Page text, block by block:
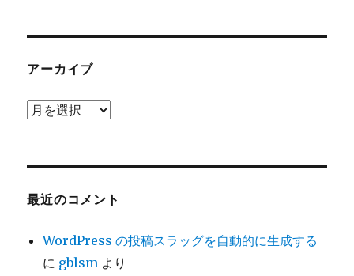
ー
アーカイブ
ア
ブ
最近のコメント
WordPress の投稿スラッグを自動的に生成する
に gblsm より